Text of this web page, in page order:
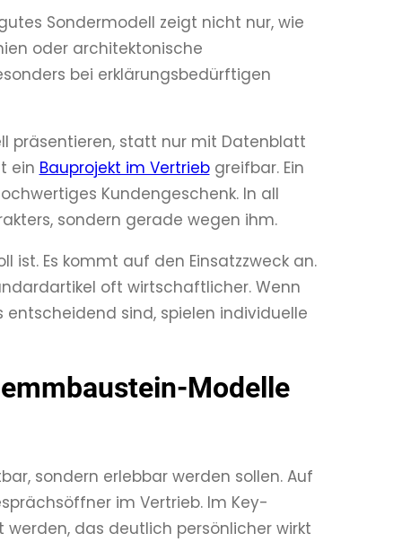
Sondermodell zeigt nicht nur, wie
oder architektonische
bei erklärungsbedürftigen
präsentieren, statt nur mit Datenblatt
ein Bauprojekt im Vertriebgreifbar. Ein
Kundengeschenk. In all
sondern gerade wegen ihm.
Es kommt auf den Einsatzzweck an.
oft wirtschaftlicher. Wenn
sind, spielen individuelle
Modelle
sondern erlebbar werden sollen. Auf
im Vertrieb. Im Key-
das deutlich persönlicher wirkt